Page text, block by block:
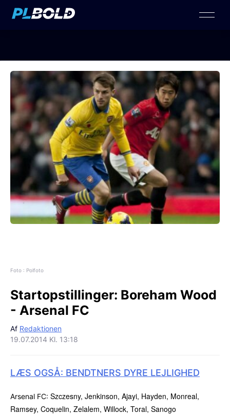
Foto : Polfoto
Startopstillinger: Boreham Wood
- Arsenal FC
Af Redaktionen
19.07.2014 Kl. 13:18
LÆS OGSÅ: BENDTNERS DYRE LEJLIGHED
Arsenal FC: Szczesny, Jenkinson, Ajayi, Hayden, Monreal,
Ramsey, Coquelin, Zelalem, Willock, Toral, Sanogo